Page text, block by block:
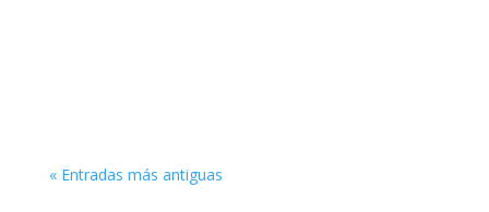
« Entradas más antiguas